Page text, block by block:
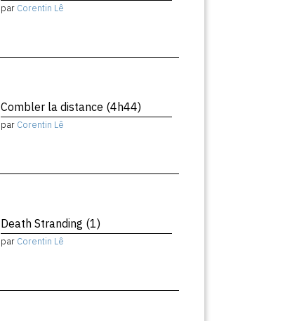
par Corentin Lê
Combler la distance (4h44)
par Corentin Lê
Death Stranding (1)
par Corentin Lê